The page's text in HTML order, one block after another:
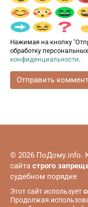
Нажимая на кнопку
обработку
конфиденциальности.
© 2026 ПоДому.info.
сайта строго
судебном порядке
Этот сайт использует
Продолжая